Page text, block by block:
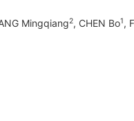
Mingqiang2, CHEN Bo1,